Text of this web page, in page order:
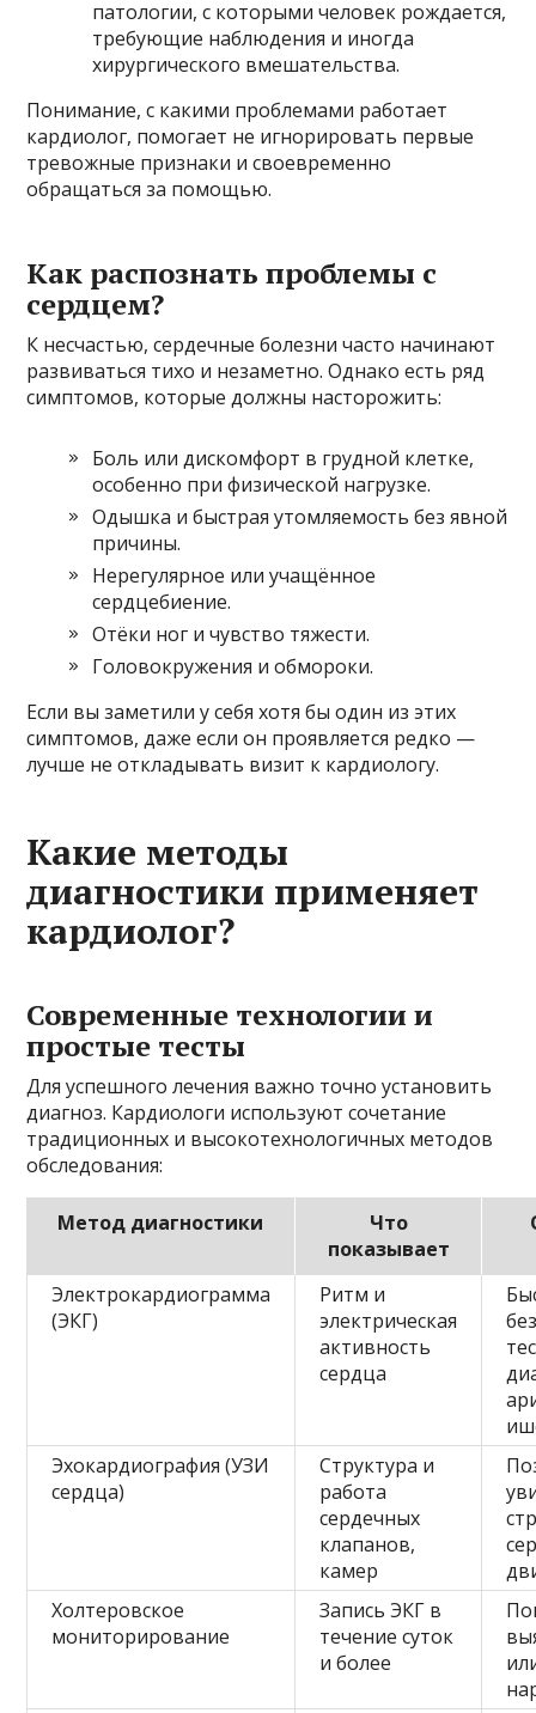
патологии, с которыми человек рождается,
требующие наблюдения и иногда
хирургического вмешательства.
Понимание, с какими проблемами работает
кардиолог, помогает не игнорировать первые
тревожные признаки и своевременно
обращаться за помощью.
Как распознать проблемы с
сердцем?
К несчастью, сердечные болезни часто начинают
развиваться тихо и незаметно. Однако есть ряд
симптомов, которые должны насторожить:
Боль или дискомфорт в грудной клетке,
особенно при физической нагрузке.
Одышка и быстрая утомляемость без явной
причины.
Нерегулярное или учащённое
сердцебиение.
Отёки ног и чувство тяжести.
Головокружения и обмороки.
Если вы заметили у себя хотя бы один из этих
симптомов, даже если он проявляется редко —
лучше не откладывать визит к кардиологу.
Какие методы
диагностики применяет
кардиолог?
Современные технологии и
простые тесты
Для успешного лечения важно точно установить
диагноз. Кардиологи используют сочетание
традиционных и высокотехнологичных методов
обследования:
Метод диагностики
Что
показывает
Электрокардиограмма
(ЭКГ)
Ритм и
электрическая
активность
сердца
Эхокардиография (УЗИ
сердца)
Структура и
работа
сердечных
клапанов,
камер
Холтеровское
мониторирование
Запись ЭКГ в
течение суток
и более